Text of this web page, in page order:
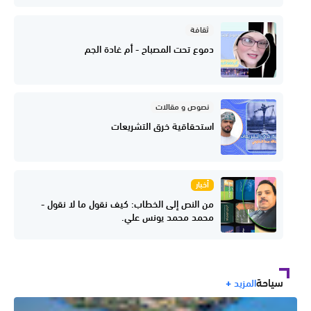
ثقافة
دموع تحت المصباح - أم غادة الجم
نصوص و مقالات
استحقاقية خرق التشريعات
أخبار
من النص إلى الخطاب: كيف نقول ما لا نقول -
محمد محمد يونس علي.
سياحة المزيد